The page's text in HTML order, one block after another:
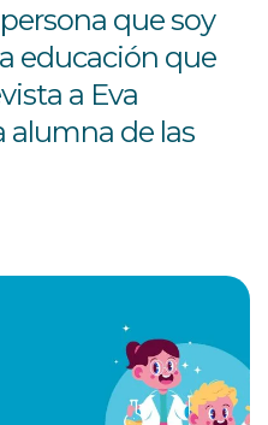
que soy
educación que
a Eva
alumna de las